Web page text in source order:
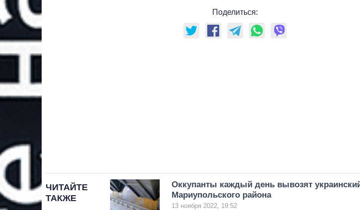
Поделиться:
ЧИТАЙТЕ
ТАКЖЕ
Оккупанты каждый день вывозят
Мариупольского района
13 ноября 2022, 19:52